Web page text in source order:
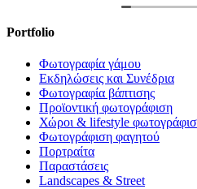
Portfolio
Φωτογραφία γάμου
Εκδηλώσεις και Συνέδρια
Φωτογραφία βάπτισης
Προϊοντική φωτογράφιση
Χώροι & lifestyle
Φωτογράφιση φαγητού
Πορτραίτα
Παραστάσεις
Landscapes & Street